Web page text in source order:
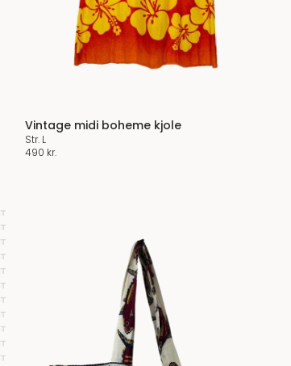
Vintage midi boheme kjole
Str. L
490 kr.